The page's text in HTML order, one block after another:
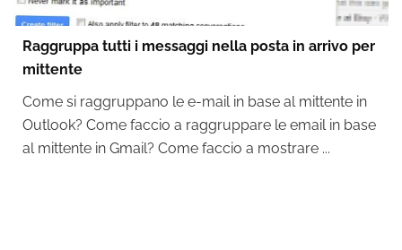
Raggruppa tutti i messaggi nella posta in arrivo per
mittente
Come si raggruppano le e-mail in base al mittente in
Outlook? Come faccio a raggruppare le email in base
al mittente in Gmail? Come faccio a mostrare ...